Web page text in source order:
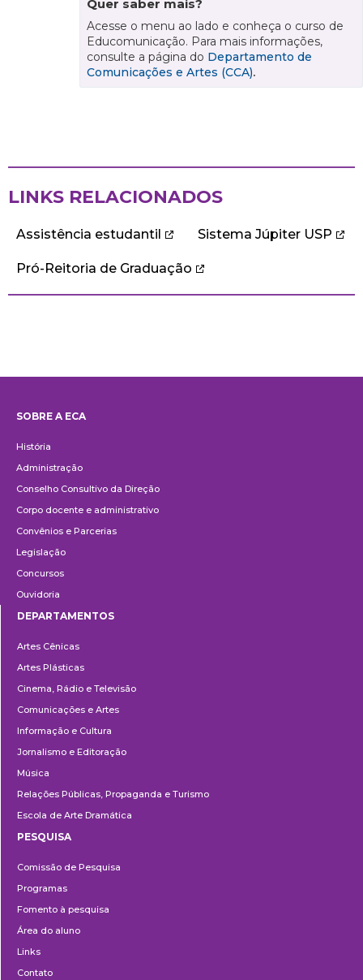
Quer saber mais?
Acesse o menu ao lado e conheça o curso de
Educomunicação. Para mais informações,
consulte a página do Departamento de
Comunicações e Artes (CCA).
LINKS RELACIONADOS
Assistência estudantil Sistema Júpiter USP
Pró-Reitoria de Graduação
SOBRE A ECA
História
Administração
Conselho Consultivo da Direção
Corpo docente e administrativo
Convênios e Parcerias
Legislação
Concursos
Ouvidoria
DEPARTAMENTOS
Artes Cênicas
Artes Plásticas
Cinema, Rádio e Televisão
Comunicações e Artes
Informação e Cultura
Jornalismo e Editoração
Música
Relações Públicas, Propaganda e Turismo
Escola de Arte Dramática
PESQUISA
Comissão de Pesquisa
Programas
Fomento à pesquisa
Área do aluno
Links
Contato